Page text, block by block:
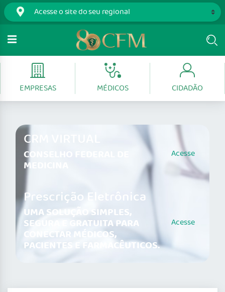
EMPRESAS MÉDICOS CIDADÃO
CRM VIRTUAL
CONSELHO FEDERAL DE
MEDICINA
Acesse
Prescrição Eletrônica
UMA SOLUÇÃO SIMPLES,
SEGURA E GRATUITA PARA
CONECTAR MÉDICOS,
PACIENTES E FARMACÊUTICOS.
Acesse